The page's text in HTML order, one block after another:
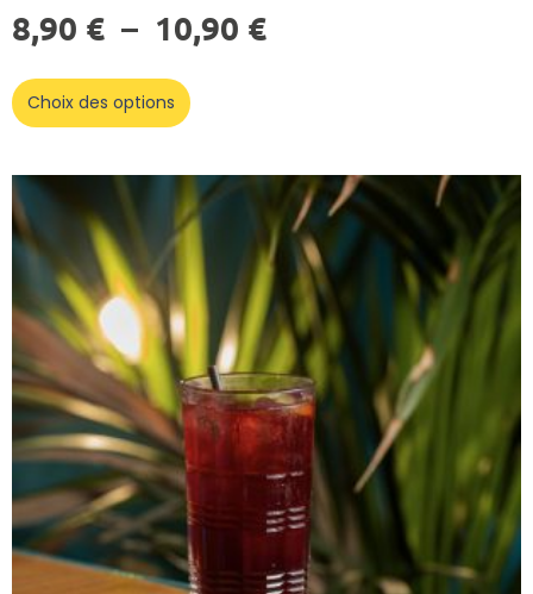
8,90 € – 10,90 €
Choix des options